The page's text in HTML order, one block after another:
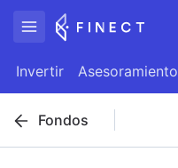
Invertir Asesoramiento
Fondos